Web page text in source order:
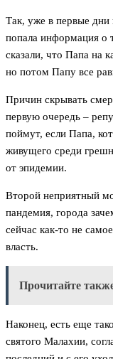
Так, уже в первые
попала информация о
сказали, что Папа на
но потом Папу все
Причин скрывать
первую очередь –
поймут, если Папа,
живущего среди
от эпидемии.
Второй неприятный
пандемия, города
сейчас как-то не
власть.
Прочитайте
Наконец, есть еще
святого Малахии,